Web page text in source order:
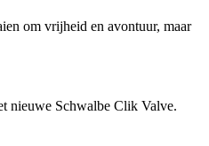
om vrijheid en avontuur, maar
nieuwe Schwalbe Clik Valve.